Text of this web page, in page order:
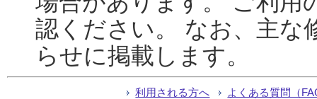
認ください。 なお、主な
らせに掲載します。
利用される方へ よくある質問（